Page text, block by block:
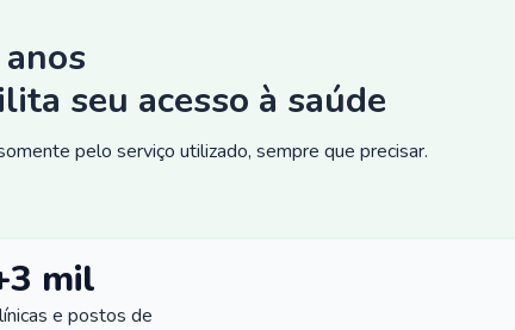
seu acesso à saúde
pelo serviço utilizado, sempre que precisar.
mil
e postos de